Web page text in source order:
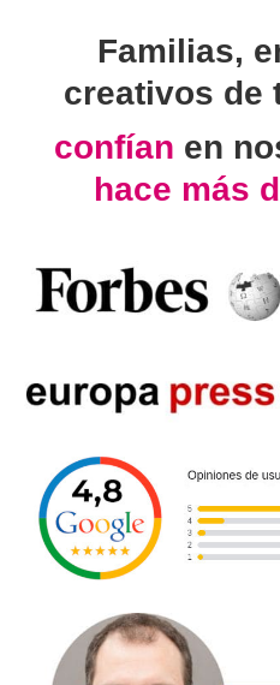
Familias,
creativos de
confían en
hace más